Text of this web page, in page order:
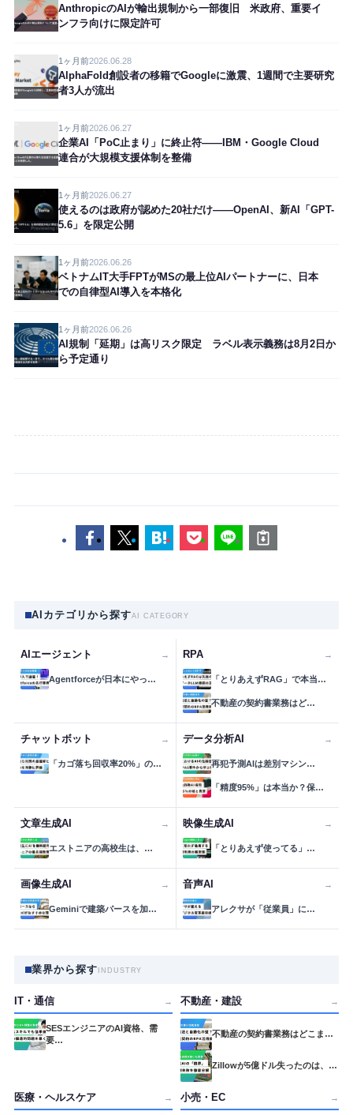
AnthropicのAIが輸出規制から一部復旧 米政府、重要イ
ンフラ向けに限定許可
1ヶ月前2026.06.28
AlphaFold創設者の移籍でGoogleに激震、1週間で主要研究
者3人が流出
1ヶ月前2026.06.27
企業AI「PoC止まり」に終止符——IBM・Google Cloud
連合が大規模支援体制を整備
1ヶ月前2026.06.27
使えるのは政府が認めた20社だけ——OpenAI、新AI「GPT-
5.6」を限定公開
1ヶ月前2026.06.26
ベトナムIT大手FPTがMSの最上位AIパートナーに、日本
での自律型AI導入を本格化
1ヶ月前2026.06.26
AI規制「延期」は高リスク限定 ラベル表示義務は8月2日か
ら予定通り
AIカテゴリから探すAI CATEGORY
AIエージェント →
Agentforceが日本にやっ…
RPA →
「とりあえずRAG」で本当…
不動産の契約書業務はど…
チャットボット →
「カゴ落ち回収率20%」の…
データ分析AI →
再犯予測AIは差別マシン…
「精度95%」は本当か？保…
文章生成AI →
エストニアの高校生は、…
映像生成AI →
「とりあえず使ってる」…
画像生成AI →
Geminiで建築パースを加…
音声AI →
アレクサが「従業員」に…
業界から探す INDUSTRY
IT・通信 →
SESエンジニアのAI資格、需
要…
不動産・建設 →
不動産の契約書業務はどこま…
Zillowが5億ドル失ったのは、…
医療・ヘルスケア → 小売・EC →